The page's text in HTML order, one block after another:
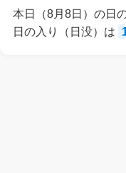
本日（8月8日）の日
日の入り（日没）は